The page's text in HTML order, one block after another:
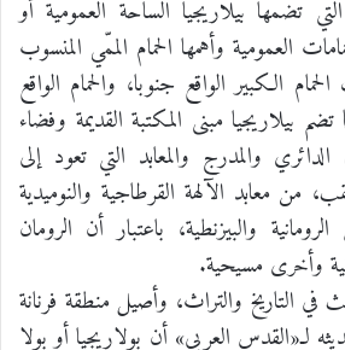
تضمها بيلاريجيا الساحة العمومية أو
العمومية وأهمها الحمام الممّي المنسوب
الكبير الواقع جنوبا، والحمام الواقع
بيلاريجيا مبنى المكتبة القديمة وفضاء
والمدرج والمعابد التي تعود إلى
من معابد الآلهة القرطاجية والنوميدية
والبيزنطية، باعتبار أن الرومان
وأخرى مسيحية.
في التاريخ والتراث، وأصيل منطقة فرنانة
لـ«القدس العربي» أن بولاريجيا أو بولا